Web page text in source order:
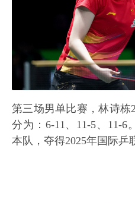
第三场男单比赛，林诗栋
分为：6-11、11-5、11-6
本队，夺得2025年国际乒